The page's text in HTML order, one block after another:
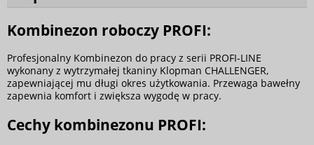
Kombinezon roboczy PROFI:
Profesjonalny Kombinezon do pracy z serii PROFI-LINE
wykonany z wytrzymałej tkaniny Klopman CHALLENGER,
zapewniającej mu długi okres użytkowania. Przewaga bawełny
zapewnia komfort i zwiększa wygodę w pracy.
Cechy kombinezonu PROFI: